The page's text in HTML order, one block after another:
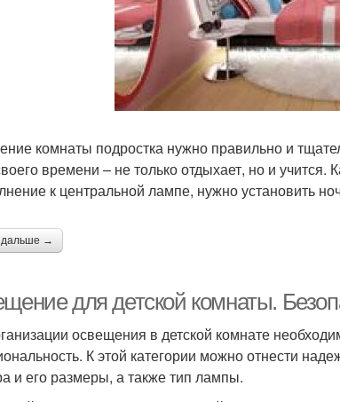
комнаты подростка нужно правильно и
времени – не только отдыхает, но и
к центральной лампе, нужно установить
дальше →
для детской комнаты.
освещения в детской комнате
К этой категории можно отнести
и его размеры, а также тип лампы.